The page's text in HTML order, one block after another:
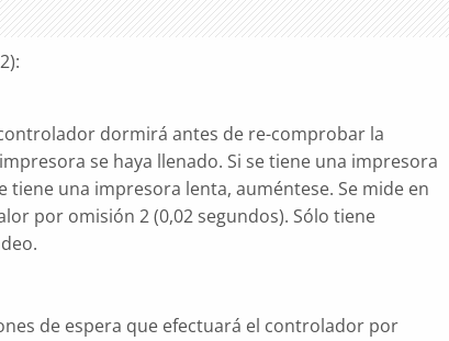
dormirá antes de re-comprobar la
se haya llenado. Si se tiene una impresora
tiene una impresora lenta, auméntese. Se mide en
por omisión 2 (0,02 segundos). Sólo tiene
de espera que efectuará el controlador por